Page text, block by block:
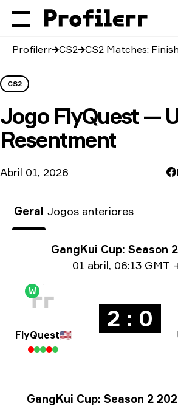
Profilerr CS2 CS2 Matches:
CS2
Jogo FlyQuest —
Resentment
Abril 01, 2026
Geral Jogos anteriores
Informações sobre o torneio
GangKui Cup: Season
01 abril, 06:13 GMT
W
FlyQuest🇺🇸
2 : 0
GangKui Cup: Season 2